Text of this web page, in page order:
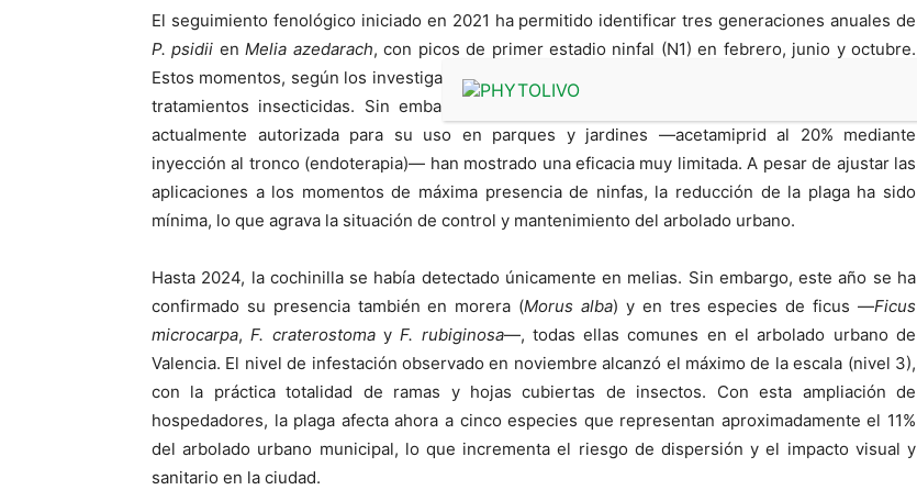
El seguimiento fenológico iniciado en 2021 ha permitido identificar tres generaciones anuales de
P. psidii enMelia azedarach, con picos de primer estadio ninfal (N1) en febrero, junio y octubre.
Estos momentos, según los investigadores, marcan las fases más adecuadas para la aplicación de
tratamientos insecticidas. Sin embargo, los resultados obtenidos con la única materia activa
actualmente autorizada para su uso en parques y jardines —acetamiprid al 20% mediante
inyección al tronco (endoterapia)— han mostrado una eficacia muy limitada. A pesar de ajustar las
aplicaciones a los momentos de máxima presencia de ninfas, la reducción de la plaga ha sido
mínima, lo que agrava la situación de control y mantenimiento del arbolado urbano.
Hasta 2024, la cochinilla se había detectado únicamente en melias. Sin embargo, este año se ha
confirmado su presencia también en morera (Morus alba) y en tres especies de ficus —Ficus
microcarpa,F. craterostomayF. rubiginosa—, todas ellas comunes en el arbolado urbano de
Valencia. El nivel de infestación observado en noviembre alcanzó el máximo de la escala (nivel 3),
con la práctica totalidad de ramas y hojas cubiertas de insectos. Con esta ampliación de
hospedadores, la plaga afecta ahora a cinco especies que representan aproximadamente el 11%
del arbolado urbano municipal, lo que incrementa el riesgo de dispersión y el impacto visual y
sanitario en la ciudad.